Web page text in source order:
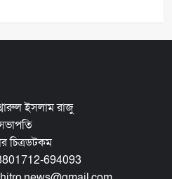
ইসলাম রাজু
চিত্রডটকম
694093